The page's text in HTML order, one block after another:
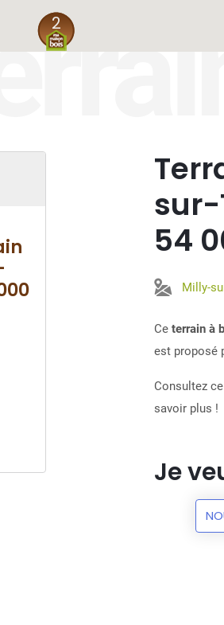
2
sur-
54
Milly-
Ce terrain à
est proposé
Consultez
savoir plus !
Je